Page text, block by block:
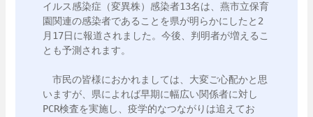
イルス感染症（変異株）感染者13名は、燕市立保育
園関連の感染者であることを県が明らかにしたと2
月17日に報道されました。今後、判明者が増えるこ
とも予測されます。
市民の皆様におかれましては、大変ご心配かと思
いますが、県によれば早期に幅広い関係者に対し
PCR検査を実施し、疫学的なつながりは追えてお